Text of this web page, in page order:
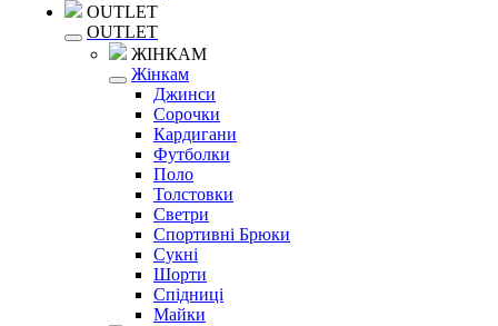
OUTLET
OUTLET
ЖІНКАМ
Жінкам
Джинси
Сорочки
Кардигани
Футболки
Поло
Толстовки
Светри
Спортивні Брюки
Сукні
Шорти
Спідниці
Майки